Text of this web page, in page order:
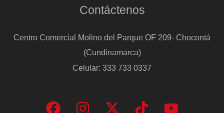
Contáctenos
Centro Comercial Molino del Parque OF 209- Chocontá
(Cundinamarca)
Celular: 333 733 0337